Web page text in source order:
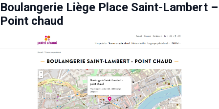
Boulangerie Liège Place Saint-Lambert –
Point chaud